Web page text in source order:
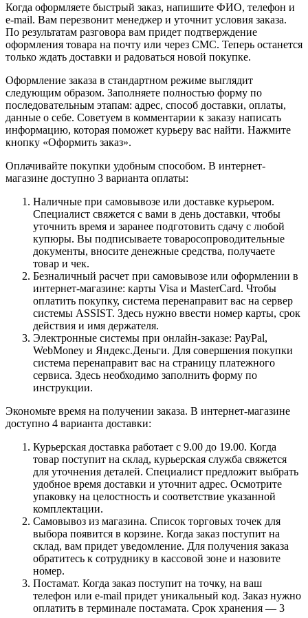
Когда оформляете быстрый заказ, напишите ФИО, телефон и
e-mail. Вам перезвонит менеджер и уточнит условия заказа.
По результатам разговора вам придет подтверждение
оформления товара на почту или через СМС. Теперь останется
только ждать доставки и радоваться новой покупке.
Оформление заказа в стандартном режиме выглядит
следующим образом. Заполняете полностью форму по
последовательным этапам: адрес, способ доставки, оплаты,
данные о себе. Советуем в комментарии к заказу написать
информацию, которая поможет курьеру вас найти. Нажмите
кнопку «Оформить заказ».
Оплачивайте покупки удобным способом. В интернет-
магазине доступно 3 варианта оплаты:
Наличные при самовывозе или доставке курьером.
Специалист свяжется с вами в день доставки, чтобы
уточнить время и заранее подготовить сдачу с любой
купюры. Вы подписываете товаросопроводительные
документы, вносите денежные средства, получаете
товар и чек.
Безналичный расчет при самовывозе или оформлении в
интернет-магазине: карты Visa и MasterCard. Чтобы
оплатить покупку, система перенаправит вас на сервер
системы ASSIST. Здесь нужно ввести номер карты, срок
действия и имя держателя.
Электронные системы при онлайн-заказе: PayPal,
WebMoney и Яндекс.Деньги. Для совершения покупки
система перенаправит вас на страницу платежного
сервиса. Здесь необходимо заполнить форму по
инструкции.
Экономьте время на получении заказа. В интернет-магазине
доступно 4 варианта доставки:
Курьерская доставка работает с 9.00 до 19.00. Когда
товар поступит на склад, курьерская служба свяжется
для уточнения деталей. Специалист предложит выбрать
удобное время доставки и уточнит адрес. Осмотрите
упаковку на целостность и соответствие указанной
комплектации.
Самовывоз из магазина. Список торговых точек для
выбора появится в корзине. Когда заказ поступит на
склад, вам придет уведомление. Для получения заказа
обратитесь к сотруднику в кассовой зоне и назовите
номер.
Постамат. Когда заказ поступит на точку, на ваш
телефон или e-mail придет уникальный код. Заказ нужно
оплатить в терминале постамата. Срок хранения — 3